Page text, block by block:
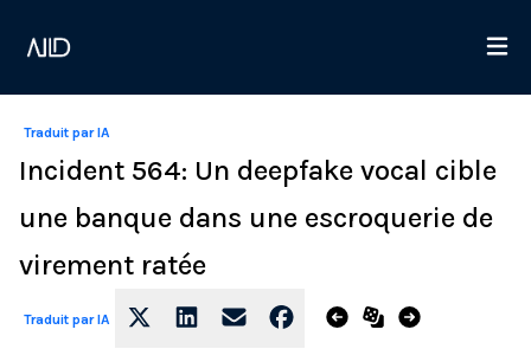
Traduit par IA
Incident 564: Un deepfake vocal cible
une banque dans une escroquerie de
virement ratée
Traduit par IA